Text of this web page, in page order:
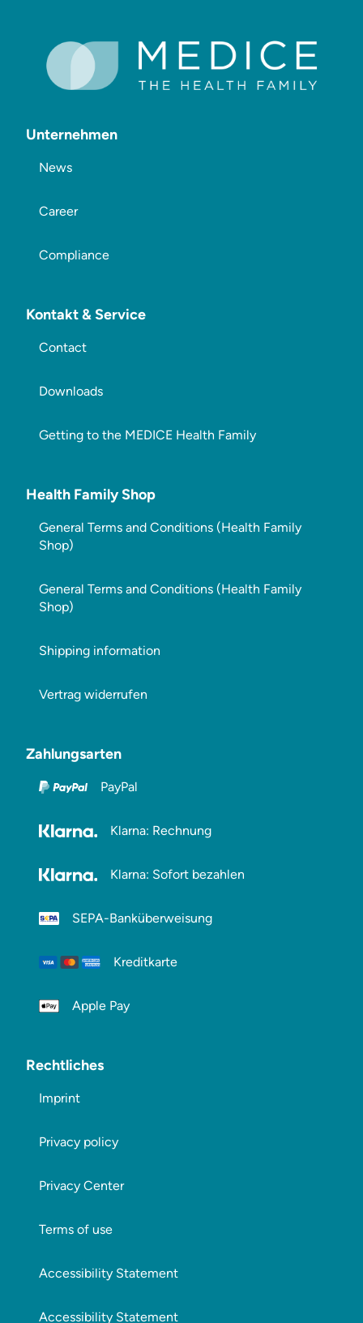
Unternehmen
News
Career
Compliance
Kontakt & Service
Contact
Downloads
Getting to the MEDICE Health Family
Health Family Shop
General Terms and Conditions (Health Family
Shop)
General Terms and Conditions (Health Family
Shop)
Shipping information
Vertrag widerrufen
Zahlungsarten
PayPal
Klarna: Rechnung
Klarna: Sofort bezahlen
SEPA-Banküberweisung
Kreditkarte
Apple Pay
Rechtliches
Imprint
Privacy policy
Privacy Center
Terms of use
Accessibility Statement
Accessibility Statement